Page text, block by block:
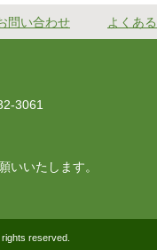
問い合わせ よくあ
3061
いたします。
reserved.